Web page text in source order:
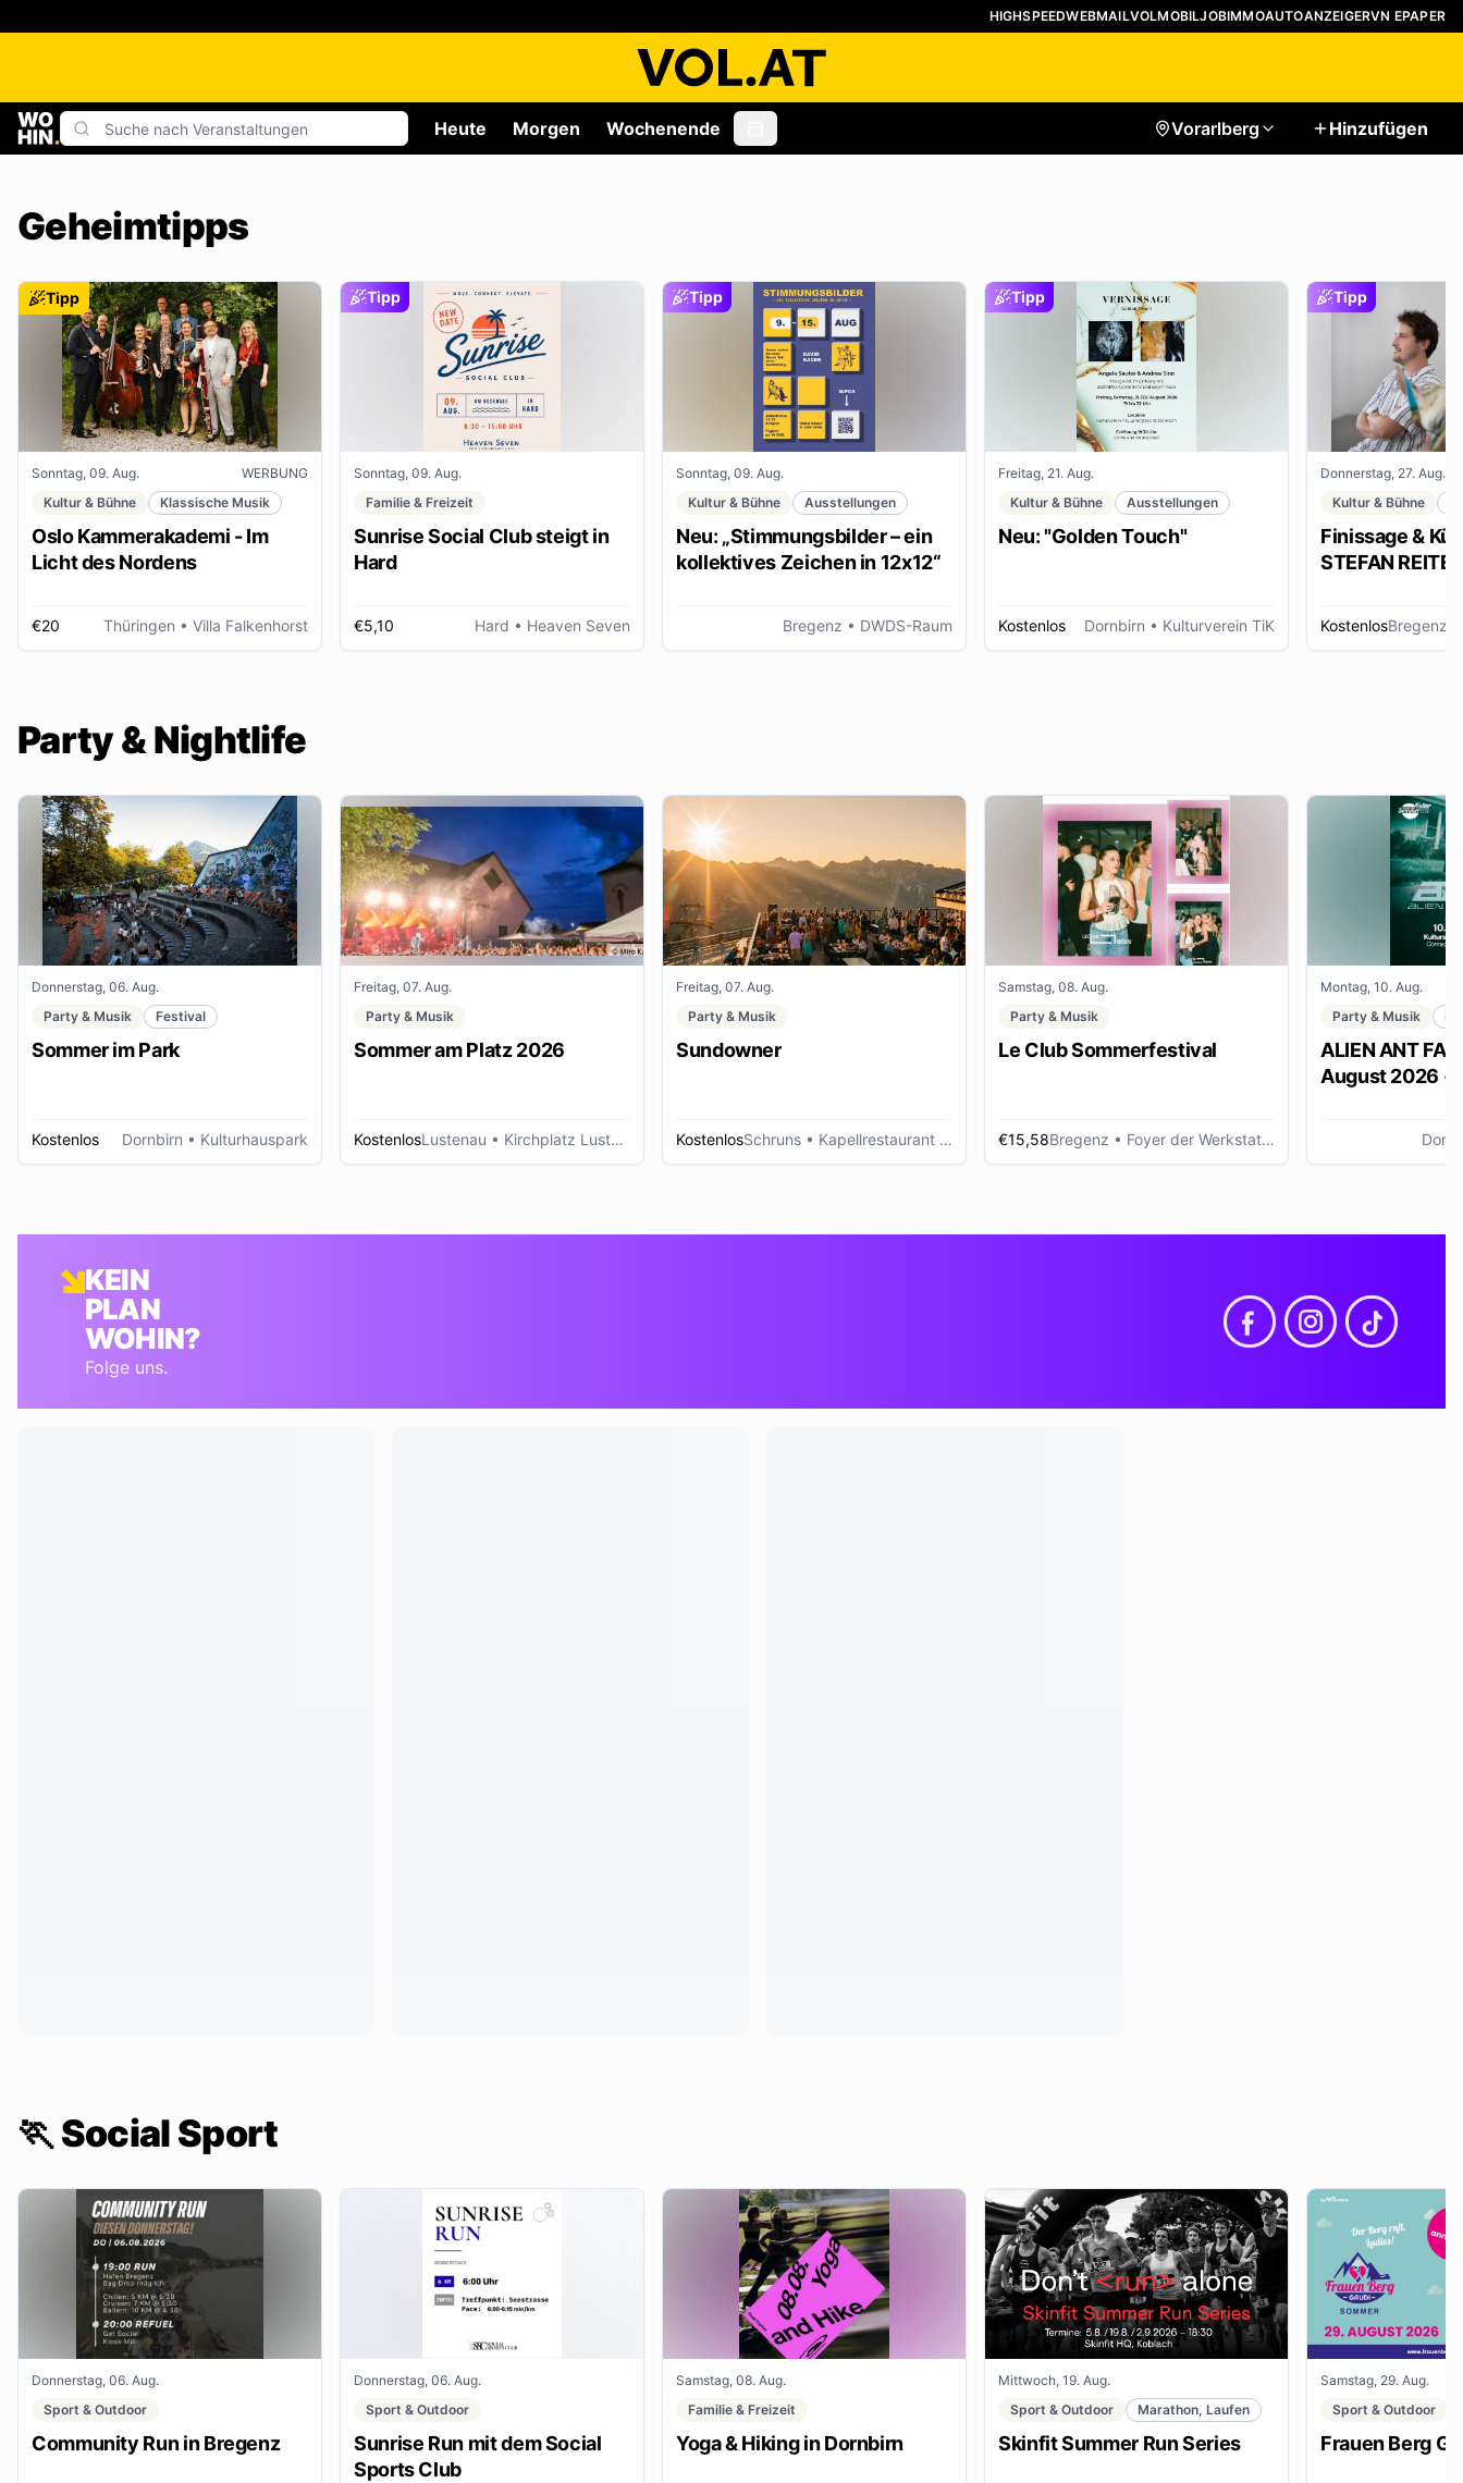
HIGHSPEEDWEBMAILVOLMOBILJOBIMMOAUTOANZEIGERVN EPAPER
Heute Morgen Wochenende Vorarlberg Hinzufügen
Geheimtipps
Tipp
Sonntag, 09. Aug.
WERBUNG
Kultur & Bühne
Klassische Musik
Oslo Kammerakademi - Im
Licht des Nordens
€20 Thüringen • Villa Falkenhorst
Tipp
Sonntag, 09. Aug.
Familie & Freizeit
Sunrise Social Club steigt in
Hard
€5,10 Hard • Heaven Seven
Tipp
Sonntag, 09. Aug.
Kultur & Bühne
Ausstellungen
Neu: „Stimmungsbilder – ein
kollektives Zeichen in 12x12“
Bregenz • DWDS-Raum
Tipp
Freitag, 21. Aug.
Kultur & Bühne
Ausstellungen
Neu: "Golden Touch"
Kostenlos Dornbirn • Kulturverein TiK
Tipp
Donnerstag, 27. Aug.
Kultur & Bühne
Finissage &
STEFAN
KostenlosBregenz
Party & Nightlife
Donnerstag, 06. Aug.
Party & Musik
Festival
Sommer im Park
Kostenlos Dornbirn • Kulturhauspark
Freitag, 07. Aug.
Party & Musik
Sommer am Platz 2026
KostenlosLustenau • Kirchplatz Lustenau
Freitag, 07. Aug.
Party & Musik
Sundowner
KostenlosSchruns • Kapellrestaurant - Hochjoch
Samstag, 08. Aug.
Party & Musik
Le Club Sommerfestival
€15,58Bregenz • Foyer der Werkstattbühne, Bregenz (AT)
Montag, 10. Aug.
Party & Musik
ALIEN ANT
August 2026 •
KEIN
PLAN
WOHIN?
Folge uns.
🏃 Social Sport
Donnerstag, 06. Aug.
Sport & Outdoor
Community Run in Bregenz
Donnerstag, 06. Aug.
Sport & Outdoor
Sunrise Run mit dem Social
Sports Club
Samstag, 08. Aug.
Familie & Freizeit
Yoga & Hiking in Dornbirn
Mittwoch, 19. Aug.
Sport & Outdoor
Marathon, Laufen
Skinfit Summer Run Series
Samstag, 29. Aug.
Sport & Outdoor
Frauen Berg